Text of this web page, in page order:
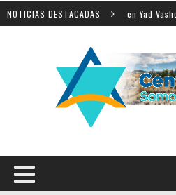
NOTICIAS DESTACADAS
de la Shoá en Yad Vashem